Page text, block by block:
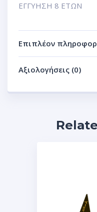
ΕΓΓΥΗΣΗ 8 ΕΤΩΝ
Επιπλέον
Αξιολογήσεις (0)